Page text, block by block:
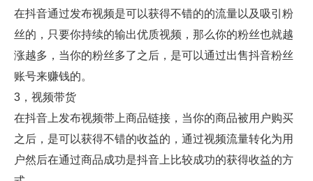
在抖音通过发布视频是可以获得不错的的流量以及吸引粉
丝的，只要你持续的输出优质视频，那么你的粉丝也就越
涨越多，当你的粉丝多了之后，是可以通过出售抖音粉丝
账号来赚钱的。
3，视频带货
在抖音上发布视频带上商品链接，当你的商品被用户购买
之后，是可以获得不错的收益的，通过视频流量转化为用
户然后在通过商品成功是抖音上比较成功的获得收益的方